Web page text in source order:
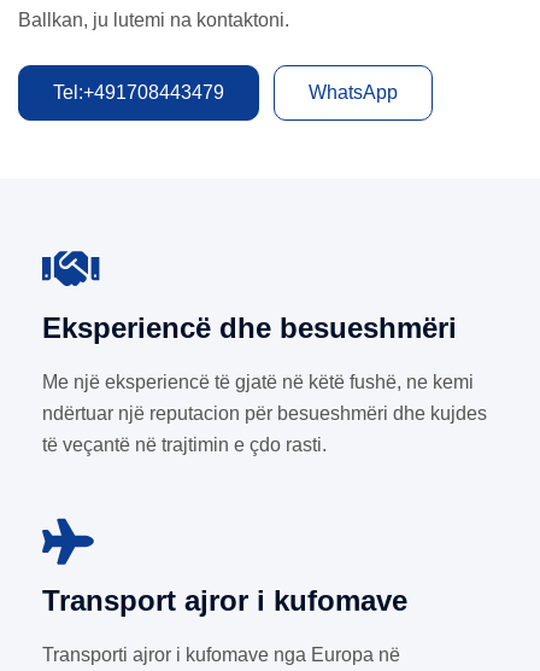
Ballkan, ju lutemi na kontaktoni.
Tel:+491708443479 WhatsApp
Eksperiencë dhe besueshmëri
Me një eksperiencë të gjatë në këtë fushë, ne kemi
ndërtuar një reputacion për besueshmëri dhe kujdes
të veçantë në trajtimin e çdo rasti.
Transport ajror i kufomave
Transporti ajror i kufomave nga Europa në